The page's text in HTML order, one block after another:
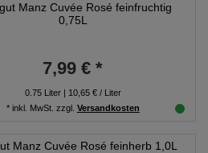
Manz Cuvée Rosé feinfruchtig
0,75L
7,99 € *
0.75Liter| 10,65 € / Liter
* inkl. MwSt. zzgl. Versandkosten
Manz Cuvée Rosé feinherb 1,0L